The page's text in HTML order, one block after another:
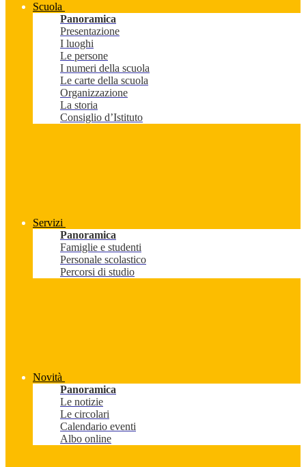
Scuola
Panoramica
Presentazione
I luoghi
Le persone
I numeri della scuola
Le carte della scuola
Organizzazione
La storia
Consiglio d’Istituto
Servizi
Panoramica
Famiglie e studenti
Personale scolastico
Percorsi di studio
Novità
Panoramica
Le notizie
Le circolari
Calendario eventi
Albo online